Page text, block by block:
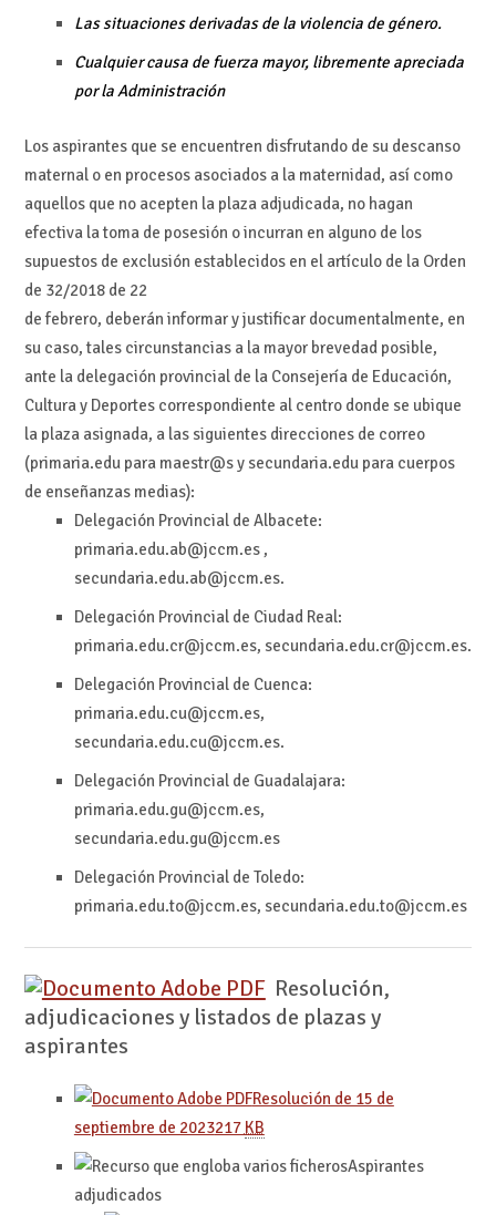
Las situaciones derivadas de la violencia de género.
Cualquier causa de fuerza mayor, libremente apreciada
por la Administración
Los aspirantes que se encuentren disfrutando de su descanso
maternal o en procesos asociados a la maternidad, así como
aquellos que no acepten la plaza adjudicada, no hagan
efectiva la toma de posesión o incurran en alguno de los
supuestos de exclusión establecidos en el artículo de la Orden
de 32/2018 de 22
de febrero, deberán informar y justificar documentalmente, en
su caso, tales circunstancias a la mayor brevedad posible,
ante la delegación provincial de la Consejería de Educación,
Cultura y Deportes correspondiente al centro donde se ubique
la plaza asignada, a las siguientes direcciones de correo
(primaria.edu para maestr@s y secundaria.edu para cuerpos
de enseñanzas medias):
Delegación Provincial de Albacete:
primaria.edu.ab@jccm.es ,
secundaria.edu.ab@jccm.es.
Delegación Provincial de Ciudad Real:
primaria.edu.cr@jccm.es, secundaria.edu.cr@jccm.es.
Delegación Provincial de Cuenca:
primaria.edu.cu@jccm.es,
secundaria.edu.cu@jccm.es.
Delegación Provincial de Guadalajara:
primaria.edu.gu@jccm.es,
secundaria.edu.gu@jccm.es
Delegación Provincial de Toledo:
primaria.edu.to@jccm.es, secundaria.edu.to@jccm.es
Resolución,
adjudicaciones y listados de plazas y
aspirantes
Resolución de 15 de
septiembre de 2023217 KB
Aspirantes
adjudicados